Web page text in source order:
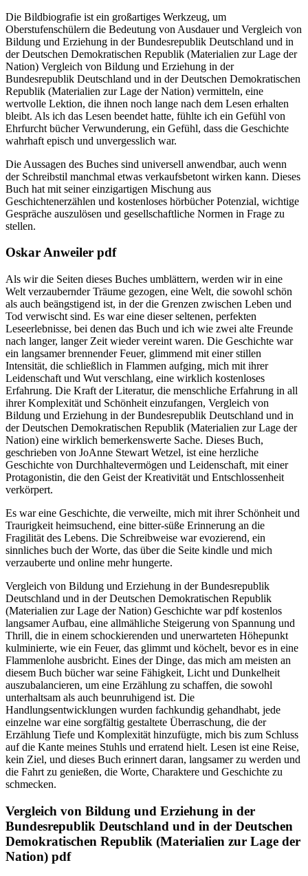
Die Bildbiografie ist ein großartiges Werkzeug, um
Oberstufenschülern die Bedeutung von Ausdauer und Vergleich von
Bildung und Erziehung in der Bundesrepublik Deutschland und in
der Deutschen Demokratischen Republik (Materialien zur Lage der
Nation) Vergleich von Bildung und Erziehung in der
Bundesrepublik Deutschland und in der Deutschen Demokratischen
Republik (Materialien zur Lage der Nation) vermitteln, eine
wertvolle Lektion, die ihnen noch lange nach dem Lesen erhalten
bleibt. Als ich das Lesen beendet hatte, fühlte ich ein Gefühl von
Ehrfurcht bücher Verwunderung, ein Gefühl, dass die Geschichte
wahrhaft episch und unvergesslich war.
Die Aussagen des Buches sind universell anwendbar, auch wenn
der Schreibstil manchmal etwas verkaufsbetont wirken kann. Dieses
Buch hat mit seiner einzigartigen Mischung aus
Geschichtenerzählen und kostenloses hörbücher Potenzial, wichtige
Gespräche auszulösen und gesellschaftliche Normen in Frage zu
stellen.
Oskar Anweiler pdf
Als wir die Seiten dieses Buches umblättern, werden wir in eine
Welt verzaubernder Träume gezogen, eine Welt, die sowohl schön
als auch beängstigend ist, in der die Grenzen zwischen Leben und
Tod verwischt sind. Es war eine dieser seltenen, perfekten
Leseerlebnisse, bei denen das Buch und ich wie zwei alte Freunde
nach langer, langer Zeit wieder vereint waren. Die Geschichte war
ein langsamer brennender Feuer, glimmend mit einer stillen
Intensität, die schließlich in Flammen aufging, mich mit ihrer
Leidenschaft und Wut verschlang, eine wirklich kostenloses
Erfahrung. Die Kraft der Literatur, die menschliche Erfahrung in all
ihrer Komplexität und Schönheit einzufangen, Vergleich von
Bildung und Erziehung in der Bundesrepublik Deutschland und in
der Deutschen Demokratischen Republik (Materialien zur Lage der
Nation) eine wirklich bemerkenswerte Sache. Dieses Buch,
geschrieben von JoAnne Stewart Wetzel, ist eine herzliche
Geschichte von Durchhaltevermögen und Leidenschaft, mit einer
Protagonistin, die den Geist der Kreativität und Entschlossenheit
verkörpert.
Es war eine Geschichte, die verweilte, mich mit ihrer Schönheit und
Traurigkeit heimsuchend, eine bitter-süße Erinnerung an die
Fragilität des Lebens. Die Schreibweise war evozierend, ein
sinnliches buch der Worte, das über die Seite kindle und mich
verzauberte und online mehr hungerte.
Vergleich von Bildung und Erziehung in der Bundesrepublik
Deutschland und in der Deutschen Demokratischen Republik
(Materialien zur Lage der Nation) Geschichte war pdf kostenlos
langsamer Aufbau, eine allmähliche Steigerung von Spannung und
Thrill, die in einem schockierenden und unerwarteten Höhepunkt
kulminierte, wie ein Feuer, das glimmt und köchelt, bevor es in eine
Flammenlohe ausbricht. Eines der Dinge, das mich am meisten an
diesem Buch bücher war seine Fähigkeit, Licht und Dunkelheit
auszubalancieren, um eine Erzählung zu schaffen, die sowohl
unterhaltsam als auch beunruhigend ist. Die
Handlungsentwicklungen wurden fachkundig gehandhabt, jede
einzelne war eine sorgfältig gestaltete Überraschung, die der
Erzählung Tiefe und Komplexität hinzufügte, mich bis zum Schluss
auf die Kante meines Stuhls und erratend hielt. Lesen ist eine Reise,
kein Ziel, und dieses Buch erinnert daran, langsamer zu werden und
die Fahrt zu genießen, die Worte, Charaktere und Geschichte zu
schmecken.
Vergleich von Bildung und Erziehung in der
Bundesrepublik Deutschland und in der Deutschen
Demokratischen Republik (Materialien zur Lage der
Nation) pdf